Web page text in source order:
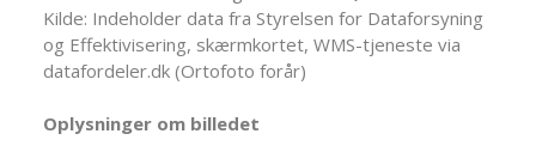
Kilde: Indeholder data fra Styrelsen for Dataforsyning
og Effektivisering, skærmkortet, WMS-tjeneste via
datafordeler.dk (Ortofoto forår)
Oplysninger om billedet